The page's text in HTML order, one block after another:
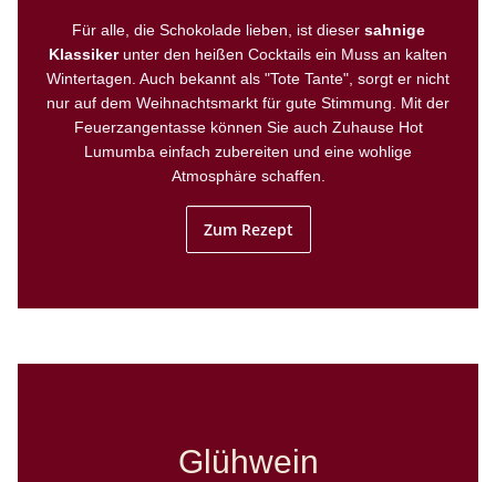
Für alle, die Schokolade lieben, ist dieser sahnige
Klassikerunter den heißen Cocktails ein Muss an kalten
Wintertagen. Auch bekannt als "Tote Tante", sorgt er nicht
nur auf dem Weihnachtsmarkt für gute Stimmung. Mit der
Feuerzangentasse können Sie auch Zuhause Hot
Lumumba einfach zubereiten und eine wohlige
Atmosphäre schaffen.
Zum Rezept
Glühwein